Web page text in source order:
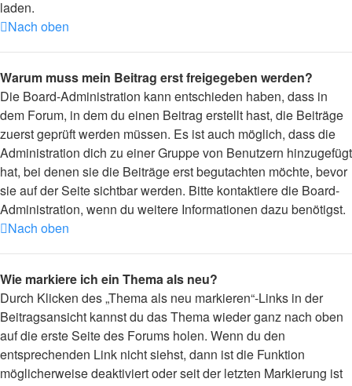
laden.
Nach oben
Warum muss mein Beitrag erst freigegeben werden?
Die Board-Administration kann entschieden haben, dass in
dem Forum, in dem du einen Beitrag erstellt hast, die Beiträge
zuerst geprüft werden müssen. Es ist auch möglich, dass die
Administration dich zu einer Gruppe von Benutzern hinzugefügt
hat, bei denen sie die Beiträge erst begutachten möchte, bevor
sie auf der Seite sichtbar werden. Bitte kontaktiere die Board-
Administration, wenn du weitere Informationen dazu benötigst.
Nach oben
Wie markiere ich ein Thema als neu?
Durch Klicken des „Thema als neu markieren“-Links in der
Beitragsansicht kannst du das Thema wieder ganz nach oben
auf die erste Seite des Forums holen. Wenn du den
entsprechenden Link nicht siehst, dann ist die Funktion
möglicherweise deaktiviert oder seit der letzten Markierung ist